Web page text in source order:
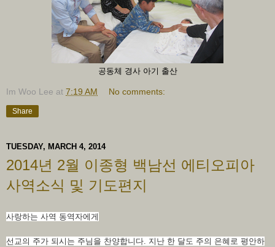
공동체 경사 아기 출산
Im Woo Lee at 7:19 AM No comments:
Share
TUESDAY, MARCH 4, 2014
2014년 2월 이종형 백남선 에티오피아
사역소식 및 기도편지
사랑하는 사역 동역자에게
선교의 주가 되시는 주님을 찬양합니다. 지난 한 달도 주의 은혜로 평안하